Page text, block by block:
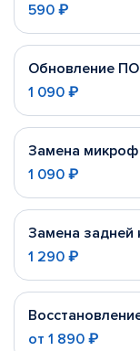
590 ₽
Обновление ПО
1 090 ₽
Замена
1 090 ₽
Замена задней
1 290 ₽
от 1 890 ₽